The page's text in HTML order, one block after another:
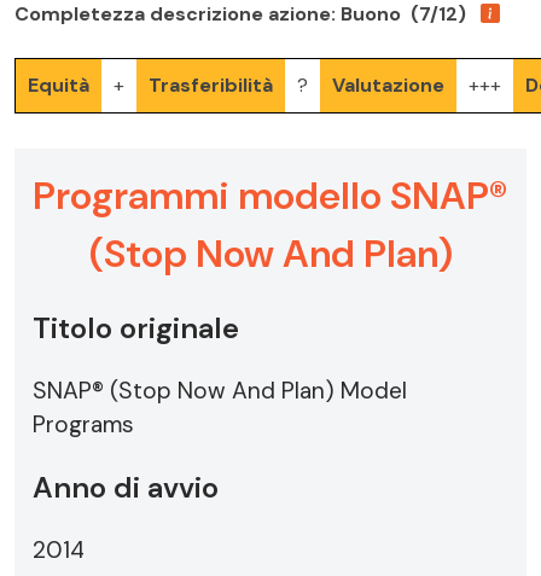
Completezza descrizione azione: Buono (7/12)
Equità + Trasferibilità ? Valutazione +++
Programmi modello SNAP®
(Stop Now And Plan)
Titolo originale
SNAP® (Stop Now And Plan) Model
Programs
Anno di avvio
2014